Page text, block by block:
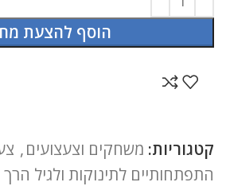
הוסף להצעת
קטגוריות: משחקים וצעצועים,
התפתחותיים לתינוקות ולגיל הרך